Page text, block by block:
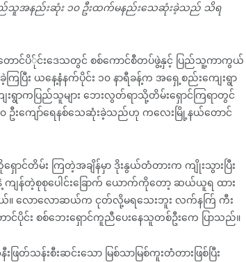
ပြည်သူအနည်းဆုံး ၁၀ ဦးထက်မနည်းသေဆုံးခဲ့သည် သိရ
ောင်ပိ်ုင်းဒေသတွင် စစ်ကောင်စီတပ်ဖွဲ့နှင့် ပြည်သူ့ကာကွယ်
ြပြီး ယနေ့နံနက်ပိုင်း ၁၀ နာရီခန့်က အရှေ့စည်းကျေးရွာ
ာကပြည်သူများ ဘေးလွတ်ရာသို့တိမ်းရှောင်ကြရာတွင်
ဦးကျော်ရေနစ်သေဆုံးခဲ့သည်ဟု ကလေးမြို့နယ်တောင်
ာင်တိမ်း ကြတဲ့အချိန်မှာ ဒိုးနွယ်တံတားက ကျိုးသွားပြီး
ျန်တဲ့စုစုပေါင်းခြောက် ယောက်ကိုတော့ ဆယ်ယူရ ထား
။ လောလောဆယ်က ငုတ်လို့မရသေးဘူး လက်နက်ြ ကီး
ပိုင်း စစ်ဘေးရှောင်ကူညီပေးနေသူတစ်ဦးကေ ပြာသည်။
သန်းစီးဆင်းသော မြစ်သာမြစ်ကူးတံတားဖြစ်ပြီး